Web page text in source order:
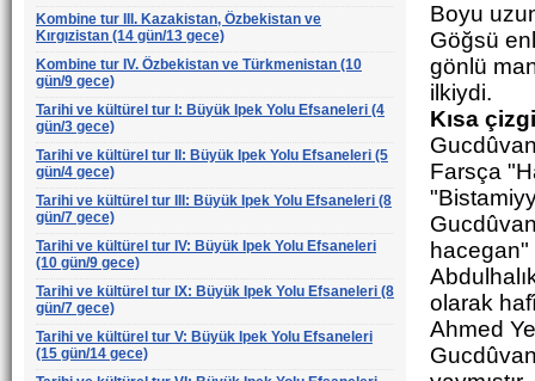
Kombine tur III. Kazakistan, Özbekistan ve
Kırgızistan (14 gün/13 gece)
Kombine tur IV. Özbekistan ve Türkmenistan (10
gün/9 gece)
Tarihi ve kültürel tur I: Büyük Ipek Yolu Efsaneleri (4
gün/3 gece)
Tarihi ve kültürel tur II: Büyük Ipek Yolu Efsaneleri (5
gün/4 gece)
Tarihi ve kültürel tur III: Büyük Ipek Yolu Efsaneleri (8
gün/7 gece)
Tarihi ve kültürel tur IV: Büyük Ipek Yolu Efsaneleri
(10 gün/9 gece)
Tarihi ve kültürel tur IX: Büyük Ipek Yolu Efsaneleri (8
gün/7 gece)
Tarihi ve kültürel tur V: Büyük Ipek Yolu Efsaneleri
(15 gün/14 gece)
Boyu
Göğsü
gönlü
ilkiydi.
Kısa
Farsça
hacegan"
olarak
Ahmed